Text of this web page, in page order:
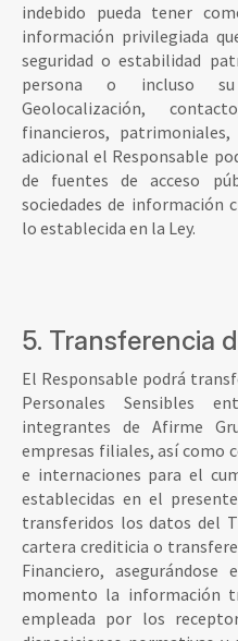
indebido pueda tener
información privilegiada
seguridad o estabilidad
persona o incluso
Geolocalización,
financieros,
adicional el Responsable
de fuentes de acceso
sociedades de información
lo establecida en la Ley.
5. Transferencia
El Responsable podrá
Personales Sensibles
integrantes de Afirme
empresas filiales, así como
e internaciones para el
establecidas en el
transferidos los datos del
cartera crediticia o
Financiero,
momento la información
empleada por los